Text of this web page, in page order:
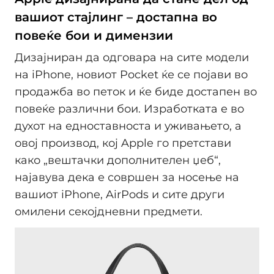
вашиот стајлинг – достапна во
повеќе бои и димензии
Дизајниран да одговара на сите модели
на iPhone, новиот Pocket ќе се појави во
продажба во петок и ќе биде достапен во
повеќе различни бои. Изработката е во
духот на едноставноста и уживањето, а
овој производ, кој Apple го претстави
како „вештачки дополнителен џеб“,
најавува дека е совршен за носење на
вашиот iPhone, AirPods и сите други
омилени секојдневни предмети.